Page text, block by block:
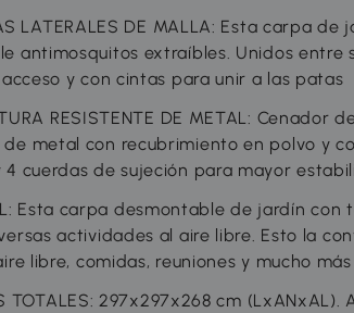
LATERALES DE MALLA: Esta carpa
antimosquitos extraíbles. Unidos entre
y con cintas para unir a las patas
RESISTENTE DE METAL:
metal con recubrimiento en polvo y
cuerdas de sujeción para mayor
Esta carpa desmontable de jardín
actividades al aire libre. Esto la
libre, comidas, reuniones y mucho más
TOTALES: 297x297x268 cm (LxANxAL).